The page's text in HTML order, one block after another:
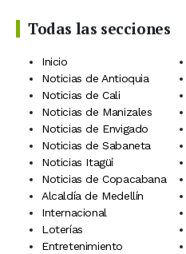
Todas las secciones
Inicio
Noticias de Antioquia
Noticias de Cali
Noticias de Manizales
Noticias de Envigado
Noticias de Sabaneta
Noticias Itagüí
Noticias de Copacabana
Alcaldía de Medellín
Internacional
Loterías
Entretenimiento